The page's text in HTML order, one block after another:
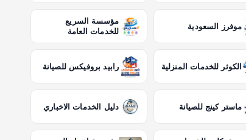
موفرز السعودية
مؤسسة السريع
للخدمات العامة
الكوثر للخدمات المنزلية رابيد بروفيكس للصيانة
ماستر كينج للصيانة دليل الخدمات الاخباري